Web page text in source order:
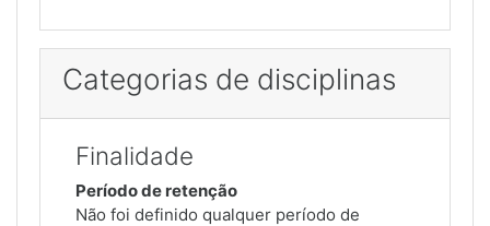
Categorias de disciplinas
Finalidade
Período de retenção
Não foi definido qualquer período de